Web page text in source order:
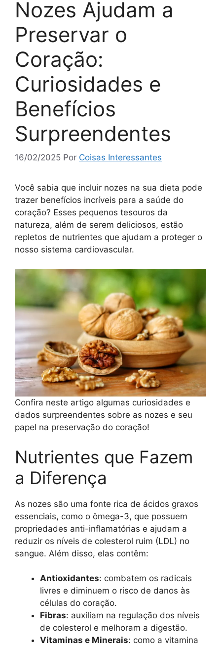
Nozes Ajudam a
Preservar o
Coração:
Curiosidades e
Benefícios
Surpreendentes
16/02/2025 Por Coisas Interessantes
Você sabia que incluir nozes na sua dieta pode
trazer benefícios incríveis para a saúde do
coração? Esses pequenos tesouros da
natureza, além de serem deliciosos, estão
repletos de nutrientes que ajudam a proteger o
nosso sistema cardiovascular.
Confira neste artigo algumas curiosidades e
dados surpreendentes sobre as nozes e seu
papel na preservação do coração!
Nutrientes que Fazem
a Diferença
As nozes são uma fonte rica de ácidos graxos
essenciais, como o ômega-3, que possuem
propriedades anti-inflamatórias e ajudam a
reduzir os níveis de colesterol ruim (LDL) no
sangue. Além disso, elas contêm:
Antioxidantes: combatem os radicais
livres e diminuem o risco de danos às
células do coração.
Fibras: auxiliam na regulação dos níveis
de colesterol e melhoram a digestão.
Vitaminas e Minerais: como a vitamina